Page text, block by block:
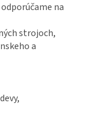
na
strojoch,
a